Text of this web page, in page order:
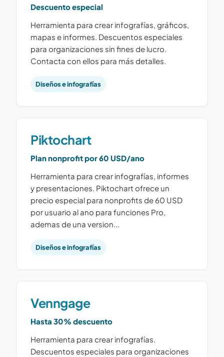
Descuento especial
Herramienta para crear infografías, gráficos,
mapas e informes. Descuentos especiales
para organizaciones sin fines de lucro.
Contacta con ellos para más detalles.
Diseños e infografías
Piktochart
Plan nonprofit por 60 USD/ano
Herramienta para crear infografías, informes
y presentaciones. Piktochart ofrece un
precio especial para nonprofits de 60 USD
por usuario al ano para funciones Pro,
ademas de una version...
Diseños e infografías
Venngage
Hasta 30% descuento
Herramienta para crear infografías.
Descuentos especiales para organizaciones